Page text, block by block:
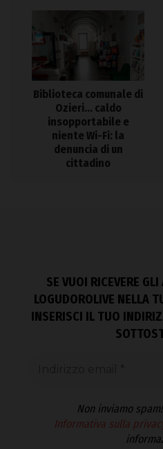
Biblioteca comunale di
Ozieri… caldo
insopportabile e
niente Wi-Fi: la
denuncia di un
cittadino
SE VUOI RICEVERE
LOGUDOROLIVE NELLA
INSERISCI IL TUO
Non inviamo
Informativa sulla